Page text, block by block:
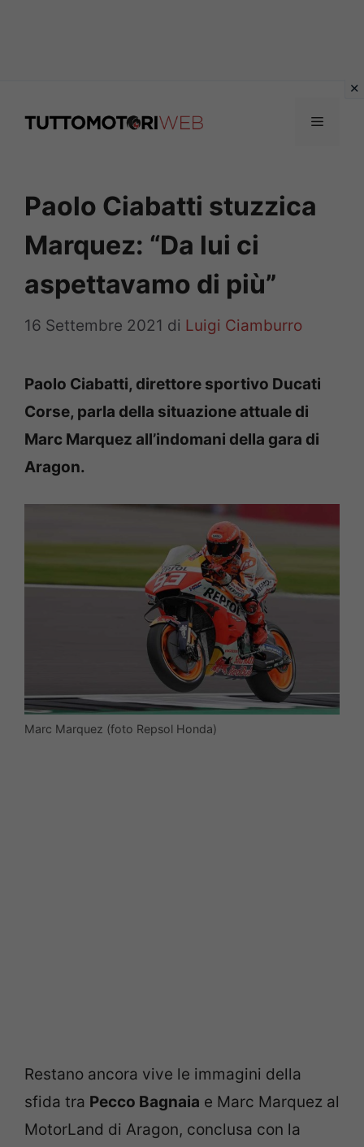
Menu
Paolo Ciabatti stuzzica
Marquez: “Da lui ci
aspettavamo di più”
16 Settembre 2021 di Luigi Ciamburro
Paolo Ciabatti, direttore sportivo Ducati
Corse, parla della situazione attuale di
Marc Marquez all’indomani della gara di
Aragon.
Marc Marquez (foto Repsol Honda)
Restano ancora vive le immagini della
sfida tra Pecco Bagnaia e Marc Marquez al
MotorLand di Aragon, conclusa con la